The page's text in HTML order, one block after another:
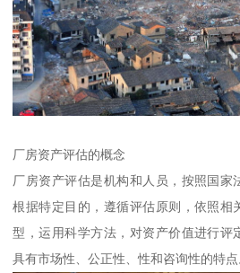
厂房资产评估的概念
厂房资产评估是机构和人员，按照国家
根据特定目的，遵循评估原则，依照相
型，运用科学方法，对资产价值进行评
具有市场性、公正性、性和咨询性的特点